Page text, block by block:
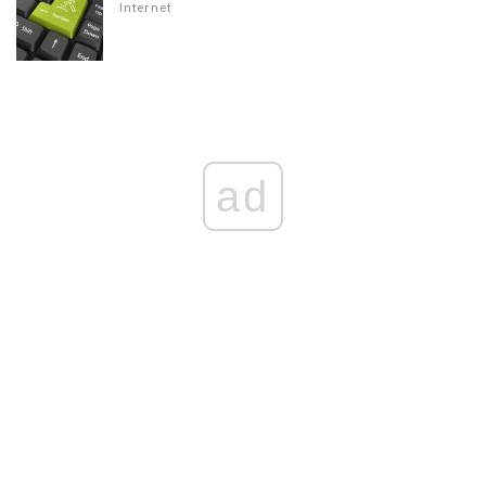
Internet
ad